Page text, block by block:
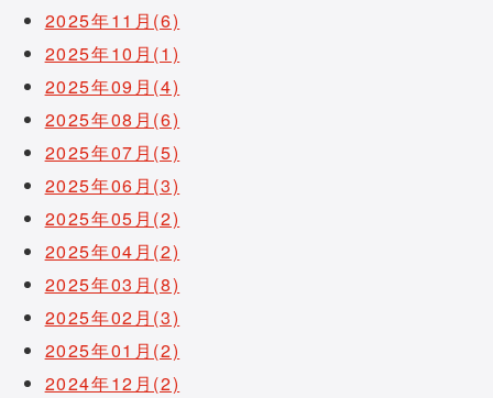
2025年11月(6)
2025年10月(1)
2025年09月(4)
2025年08月(6)
2025年07月(5)
2025年06月(3)
2025年05月(2)
2025年04月(2)
2025年03月(8)
2025年02月(3)
2025年01月(2)
2024年12月(2)